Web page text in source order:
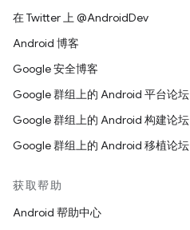
在 Twitter 上 @AndroidDev
Android 博客
Google 安全博客
Google 群组上的 Android 平台论坛
Google 群组上的 Android 构建论坛
Google 群组上的 Android 移植论坛
获取帮助
Android 帮助中心